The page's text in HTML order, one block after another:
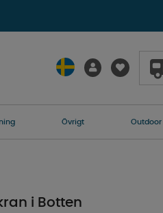
Övrigt Outdoor
i Botten